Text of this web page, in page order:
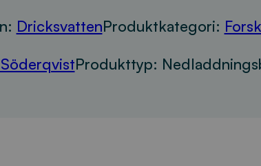
DricksvattenProduktkategori:
Produkttyp: